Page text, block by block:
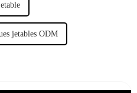
jetables ODM